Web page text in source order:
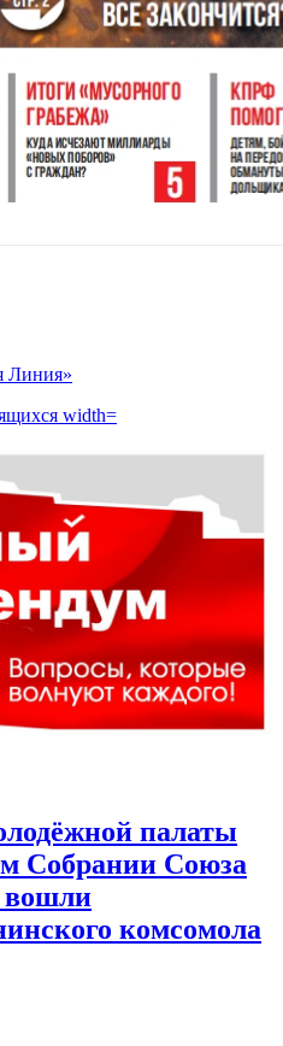
палаты
Собрании Союза
вошли
комсомола